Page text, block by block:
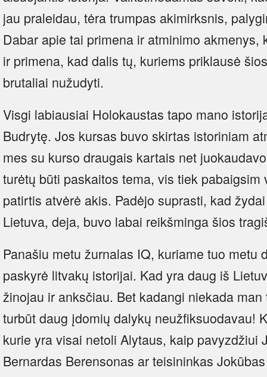
jau praleidau, tėra trumpas akimirksnis,
Dabar apie tai primena ir atminimo
ir primena, kad dalis tų, kuriems priklausė
brutaliai nužudyti.
Visgi labiausiai Holokaustas tapo mano
Budrytę. Jos kursas buvo skirtas istoriniam
mes su kurso draugais kartais net
turėtų būti paskaitos tema, vis tiek
patirtis atvėrė akis. Padėjo suprasti, kad
Lietuva, deja, buvo labai reikšminga šios
Panašiu metu žurnalas IQ, kuriame tuo metu
paskyrė litvakų istorijai. Kad yra daug iš
žinojau ir anksčiau. Bet kadangi niekada
turbūt daug įdomių dalykų neužfiksuodavau!
kurie yra visai netoli Alytaus, kaip pavyzdžiui
Bernardas Berensonas ar teisininkas